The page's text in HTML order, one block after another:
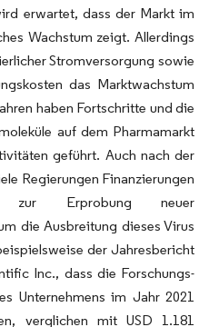
erwartet, dass der Markt im
Wachstum zeigt. Allerdings
Stromversorgung sowie
das Marktwachstum
haben Fortschritte und die
auf dem Pharmamarkt
geführt. Auch nach der
Regierungen Finanzierungen
zur Erprobung neuer
die Ausbreitung dieses Virus
der Jahresbericht
Inc., dass die Forschungs-
Unternehmens im Jahr 2021
verglichen mit USD 1.181